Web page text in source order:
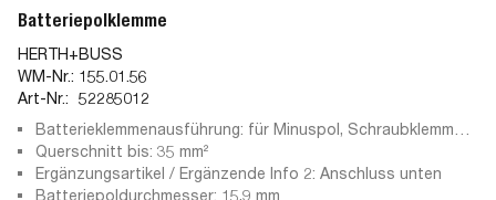
Batteriepolklemme
HERTH+BUSS
WM-Nr.: 155.01.56
Art-Nr.: 52285012
Batterieklemmenausführung: für Minuspol, Schraubklemme,
Gussteil
Querschnitt bis: 35 mm²
Ergänzungsartikel / Ergänzende Info 2: Anschluss unten
Batteriepoldurchmesser: 15,9 mm